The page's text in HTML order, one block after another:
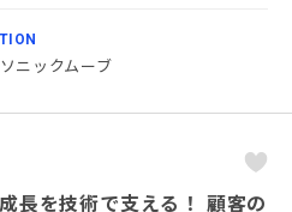
ニックムーブ
長を技術で支える！ 顧客の